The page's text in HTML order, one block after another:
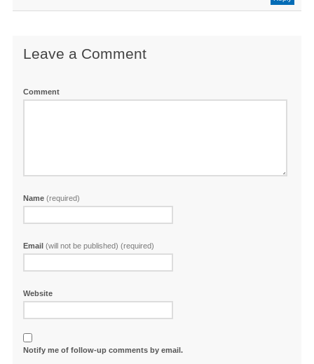
Leave a Comment
Comment
Name (required)
Email (will not be published) (required)
Website
Notify me of follow-up comments by email.